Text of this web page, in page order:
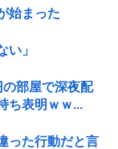
始まった
い」
の部屋で深夜配
ち表明ｗｗ...
った行動だと言